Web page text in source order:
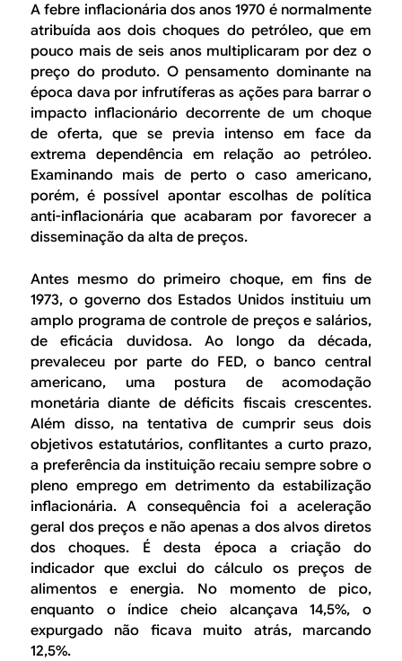
A febre inflacionária dos anos 1970 é normalmente
atribuída aos dois choques do petróleo, que em
pouco mais de seis anos multiplicaram por dez o
preço do produto. O pensamento dominante na
época dava por infrutíferas as ações para barrar o
impacto inflacionário decorrente de um choque
de oferta, que se previa intenso em face da
extrema dependência em relação ao petróleo.
Examinando mais de perto o caso americano,
porém, é possível apontar escolhas de política
anti-inflacionária que acabaram por favorecer a
disseminação da alta de preços.
Antes mesmo do primeiro choque, em fins de
1973, o governo dos Estados Unidos instituiu um
amplo programa de controle de preços e salários,
de eficácia duvidosa. Ao longo da década,
prevaleceu por parte do FED, o banco central
americano, uma postura de acomodação
monetária diante de déficits fiscais crescentes.
Além disso, na tentativa de cumprir seus dois
objetivos estatutários, conflitantes a curto prazo,
a preferência da instituição recaiu sempre sobre o
pleno emprego em detrimento da estabilização
inflacionária. A consequência foi a aceleração
geral dos preços e não apenas a dos alvos diretos
dos choques. É desta época a criação do
indicador que exclui do cálculo os preços de
alimentos e energia. No momento de pico,
enquanto o índice cheio alcançava 14,5%, o
expurgado não ficava muito atrás, marcando
12,5%.